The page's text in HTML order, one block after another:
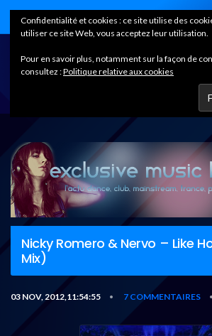
Home
Nicky Romero & Nervo – Like
Mix)
03 NOV, 2012,11:54:55 • 7 COMMENTAIRES •
Confidentialité et cookies : ce site utilise des
utiliser ce site Web, vous acceptez leur utilisation.
Pour en savoir plus, notamment sur la façon de
consultez :Politique relative aux cookies